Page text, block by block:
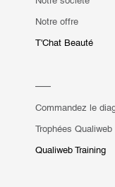
Notre offre
T'Chat Beauté
Commandez le
Trophées Qualiweb
Qualiweb Training